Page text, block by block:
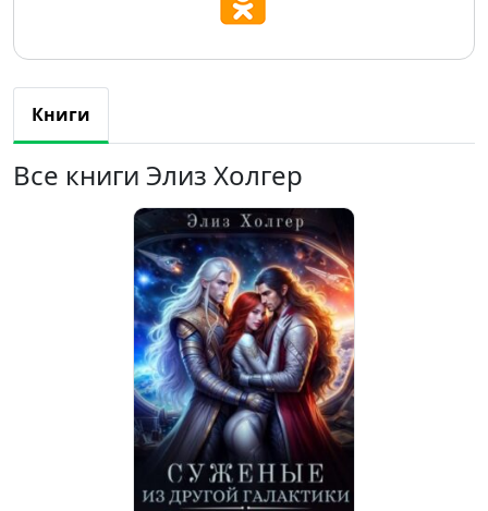
Книги
Все книги Элиз Холгер